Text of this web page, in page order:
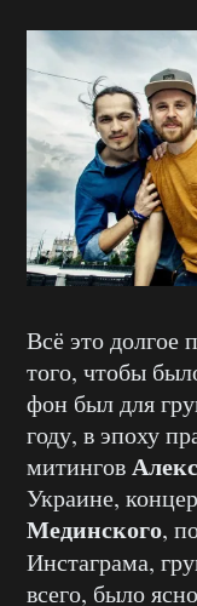
Всё это долгое
того, чтобы
фон был для
году, в эпоху
митингов
Украине,
Мединского,
Инстаграма,
всего, было